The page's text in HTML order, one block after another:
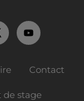
Contact
de stage